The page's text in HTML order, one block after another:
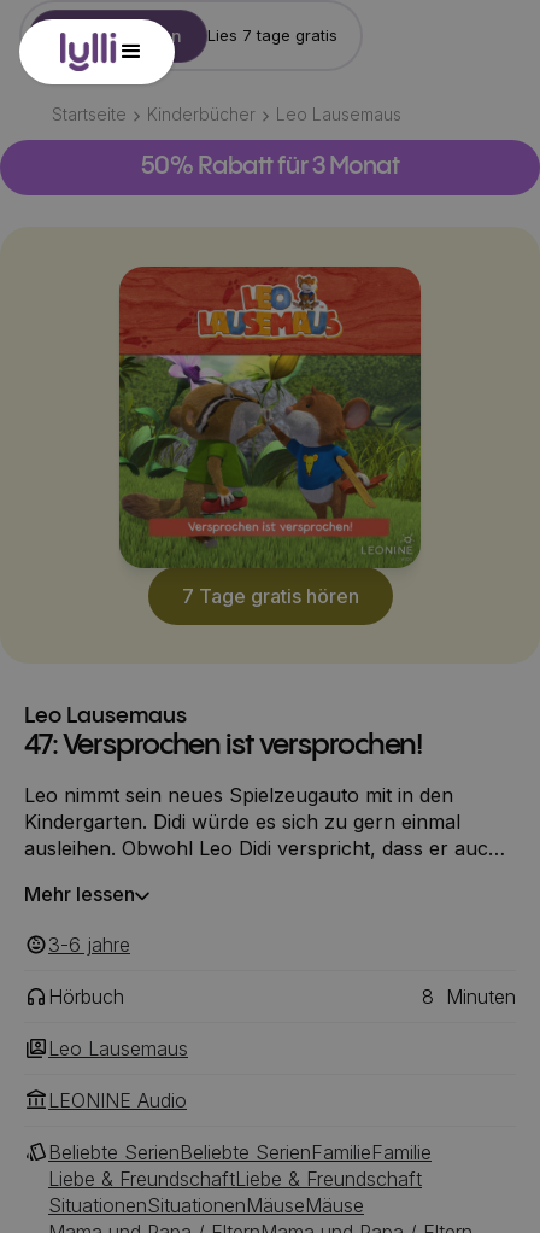
Konto erstellen Lies 7 tage gratis
Startseite Kinderbücher Leo Lausemaus
50% Rabatt für 3 Monat
7 Tage gratis hören
Leo Lausemaus
47: Versprochen ist versprochen!
Leo nimmt sein neues Spielzeugauto mit in den
Kindergarten. Didi würde es sich zu gern einmal
ausleihen. Obwohl Leo Didi verspricht, dass er auch
Zu Hause überkommt Leo das schlechtes Gewissen.
Mehr lessen
3-6 ‎‎ jahre
Hörbuch 8 Minuten
Leo Lausemaus
LEONINE Audio
Beliebte SerienBeliebte SerienFamilieFamilie
Liebe & FreundschaftLiebe & Freundschaft
SituationenSituationenMäuseMäuse